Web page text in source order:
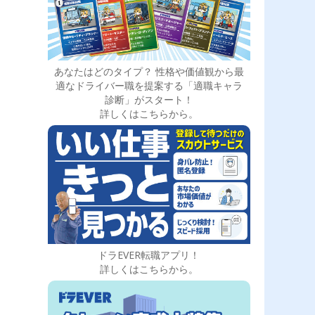
あなたはどのタイプ？ 性格や価値観から最
適なドライバー職を提案する「適職キャラ
診断」がスタート！
詳しくはこちらから。
ドラEVER転職アプリ！
詳しくはこちらから。